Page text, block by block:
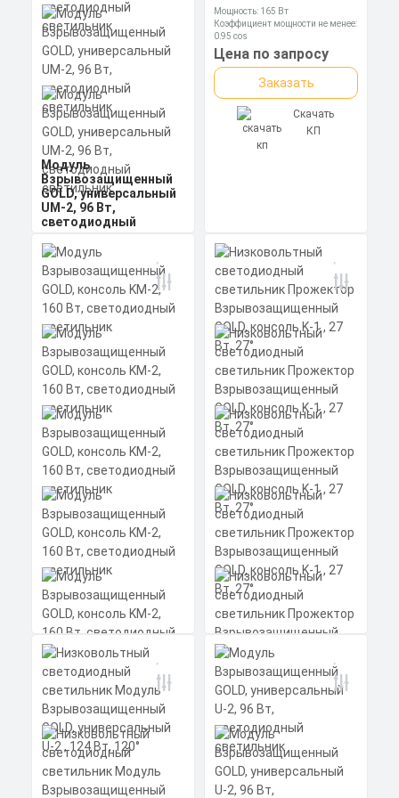
Модуль
Взрывозащищенный
GOLD, универсальный
UM-2, 96 Вт,
светодиодный
Мощность: 96 Вт
Коэффициент мощности не менее:
0,95 cos
Материал корпуса:
Экструдированный
алюминиевый профиль
(анодированный), рассеиватель
поликарбонат
Цена по запросу
Заказать
Скачать
КП
Мощность: 165 Вт
Коэффициент мощности не менее:
0,95 cos
Материал корпуса:
Экструдированный
алюминиевый профиль
(анодированный), вторичная
оптика из акрила (ПММА) с
силиконовой прокладкой.
Цена по запросу
Заказать
Скачать
КП
Модуль
Взрывозащищенный
GOLD, консоль KM-2,
160 Вт, светодиодный
светильник
Мощность: 160 Вт
Коэффициент мощности не менее:
Материал корпуса:
Экструдированный
Цена по запросу
Низковольтный
светодиодный
светильник
Прожектор
Взрывозащищенный